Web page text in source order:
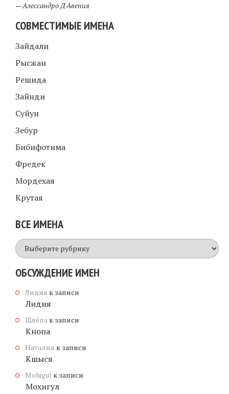
—Алессандро Д Авения
СОВМЕСТИМЫЕ ИМЕНА
Зайдали
Рысжан
Решида
Зайнди
Суйун
Зебур
Бибифотима
Фредек
Мордехая
Крутая
ВСЕ ИМЕНА
Все
имена
ОБСУЖДЕНИЕ ИМЕН
Лидия к записи
Лидия
Шлёпа к записи
Кнопа
Наталия к записи
Кшыся
Mohigul к записи
Мохигул